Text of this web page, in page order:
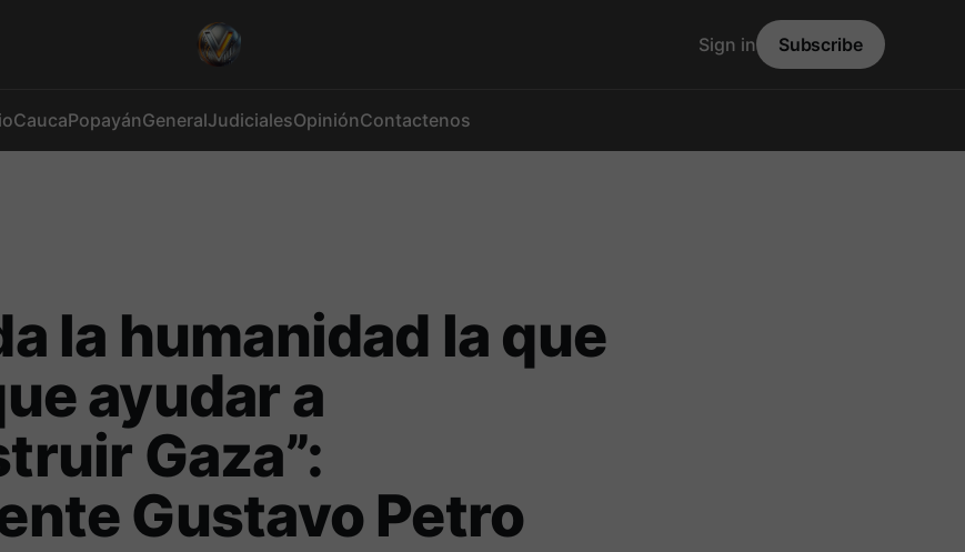
CaucaPopayánGeneralJudicialesOpiniónContactenos
Sign in Subscribe
la humanidad la que
ayudar a
Gaza”:
Gustavo Petro